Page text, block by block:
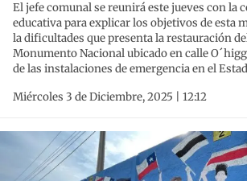
El jefe comunal se reunirá este jueves con la
educativa para explicar los objetivos de esta
la dificultades que presenta la restauración
Monumento Nacional ubicado en calle
de las instalaciones de emergencia en el
Miércoles 3 de Diciembre, 2025 | 12:12